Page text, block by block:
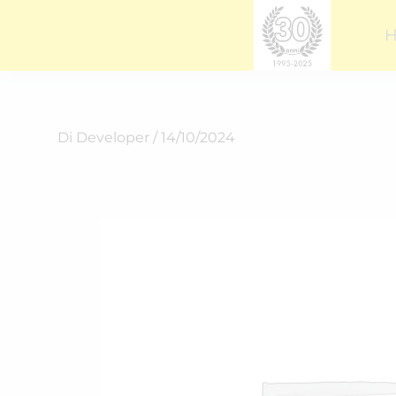
Di Developer /14/10/2024